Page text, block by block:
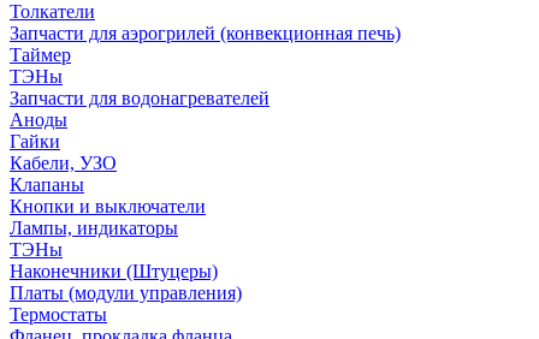
Толкатели
Запчасти для аэрогрилей (конвекционная печь)
Таймер
ТЭНы
Запчасти для водонагревателей
Аноды
Гайки
Кабели, УЗО
Клапаны
Кнопки и выключатели
Лампы, индикаторы
ТЭНы
Наконечники (Штуцеры)
Платы (модули управления)
Термостаты